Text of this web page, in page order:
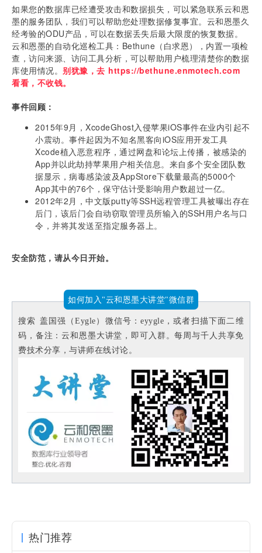
如果您的数据库已经遭受攻击和数据损失，可以紧急联系云和恩
墨的服务团队，我们可以帮助您处理数据修复事宜。云和恩墨久
经考验的ODU产品，可以在数据丢失后最大限度的恢复数据。
云和恩墨的自动化巡检工具：Bethune（白求恩），内置一项检
查，访问来源、访问工具分析，可以帮助用户梳理清楚你的数据
库使用情况。 别犹豫，去 https://bethune.enmotech.com
看看，不收钱。
事件回顾：
2015年9月，XcodeGhost入侵苹果iOS事件在业内引起不
小震动。事件起因为不知名黑客向iOS应用开发工具
Xcode植入恶意程序，通过网盘和论坛上传播，被感染的
App并以此劫持苹果用户相关信息。来自多个安全团队数
据显示，病毒感染波及AppStore下载量最高的5000个
App其中的76个，保守估计受影响用户数超过一亿。
2012年2月，中文版putty等SSH远程管理工具被曝出存在
后门，该后门会自动窃取管理员所输入的SSH用户名与口
令，并将其发送至指定服务器上。
安全防范，请从今日开始。
如何加入"云和恩墨大讲堂"微信群
搜索 盖国强（Eygle）微信号：eyygle，或者扫描下面二维
码，备注：云和恩墨大讲堂，即可入群。每周与千人共享免
费技术分享，与讲师在线讨论。
热门推荐